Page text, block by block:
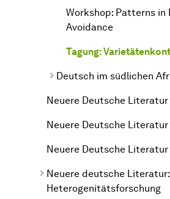
Workshop: Patterns in
Avoidance
Tagung:
Deutsch im südlichen
Neuere Deutsche Literatur
Neuere Deutsche Literatur
Neuere Deutsche Literatur
Neuere deutsche Literatur:
Heterogenitätsforschung